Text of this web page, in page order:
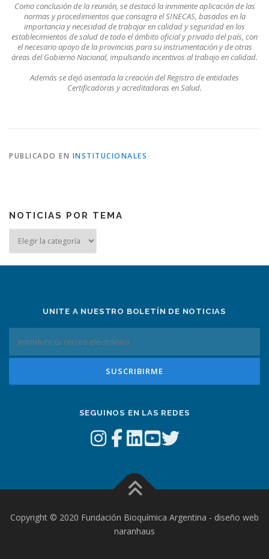
Como conclusión de la reunión, se destacó la inminente aplicación de las
normas y procedimientos que consagra el SINECAS, basados en la
importancia y necesidad de trabajar en calidad y seguridad en los
establecimientos de salud de todo el ámbito oficial y privado del país, con
el necesario apoyo de la provincias para su instrumentación y de otras
áreas del Gobierno Nacional, impulsando incentivos al trabajo en calidad.
Además se dejó asentada la creación del Registro de entidades
Certificadoras y acreditadoras en Salud.
PUBLICADO EN INSTITUCIONALES
NOTICIAS POR TEMA
por
UNITE A NUESTRO BOLETÍN DE NOTICIAS
SEGUINOS EN LAS REDES
Copyright © 2020 Fundación Bioquímica Argentina - diseño web
naranhaus